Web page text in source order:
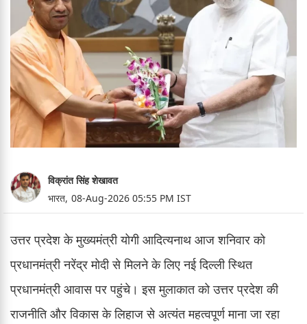
विक्रांत सिंह शेखावत
भारत, 08-Aug-2026 05:55 PM IST
उत्तर प्रदेश के मुख्यमंत्री योगी आदित्यनाथ आज शनिवार को
प्रधानमंत्री नरेंद्र मोदी से मिलने के लिए नई दिल्ली स्थित
प्रधानमंत्री आवास पर पहुंचे। इस मुलाकात को उत्तर प्रदेश की
राजनीति और विकास के लिहाज से अत्यंत महत्वपूर्ण माना जा रहा